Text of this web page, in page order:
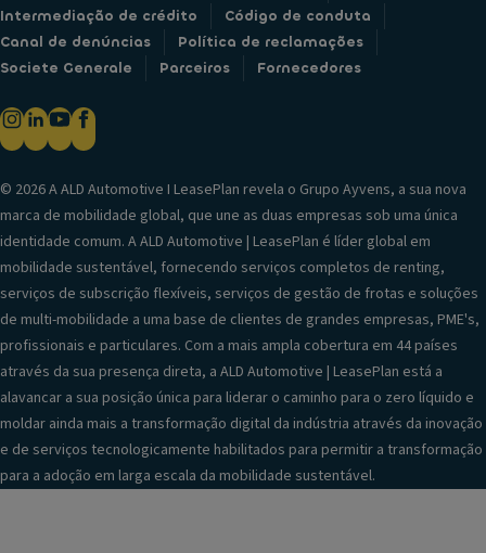
Intermediação de crédito
Código de conduta
Canal de denúncias
Política de reclamações
Societe Generale
Parceiros Fornecedores
© 2026 A ALD Automotive I LeasePlan revela o Grupo Ayvens, a sua nova
marca de mobilidade global, que une as duas empresas sob uma única
identidade comum. A ALD Automotive | LeasePlan é líder global em
mobilidade sustentável, fornecendo serviços completos de renting,
serviços de subscrição flexíveis, serviços de gestão de frotas e soluções
de multi-mobilidade a uma base de clientes de grandes empresas, PME's,
profissionais e particulares. Com a mais ampla cobertura em 44 países
através da sua presença direta, a ALD Automotive | LeasePlan está a
alavancar a sua posição única para liderar o caminho para o zero líquido e
moldar ainda mais a transformação digital da indústria através da inovação
e de serviços tecnologicamente habilitados para permitir a transformação
para a adoção em larga escala da mobilidade sustentável.